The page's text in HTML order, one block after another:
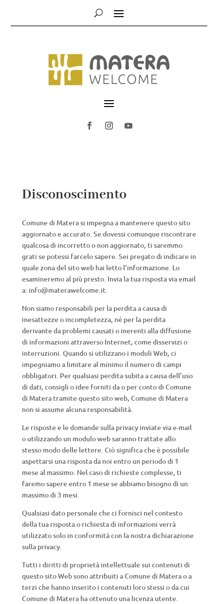
Disconoscimento
Comune di Matera si impegna a mantenere questo sito
aggiornato e accurato. Se dovessi comunque riscontrare
qualcosa di incorretto o non aggiornato, ti saremmo
grati se potessi farcelo sapere. Sei pregato di indicare in
quale zona del sito web hai letto l’informazione. Lo
esamineremo al più presto. Invia la tua risposta via email
a: info@materawelcome.it.
Non siamo responsabili per la perdita a causa di
inesattezze o incompletezza, né per la perdita
derivante da problemi causati o inerenti alla diffusione
di informazioni attraverso Internet, come disservizi o
interruzioni. Quando si utilizzano i moduli Web, ci
impegniamo a limitare al minimo il numero di campi
obbligatori. Per qualsiasi perdita subita a causa dell’uso
di dati, consigli o idee forniti da o per conto di Comune
di Matera tramite questo sito web, Comune di Matera
non si assume alcuna responsabilità.
Le risposte e le domande sulla privacy inviate via e-mail
o utilizzando un modulo web saranno trattate allo
stesso modo delle lettere. Ciò significa che è possibile
aspettarsi una risposta da noi entro un periodo di 1
mese al massimo. Nel caso di richieste complesse, ti
faremo sapere entro 1 mese se abbiamo bisogno di un
massimo di 3 mesi.
Qualsiasi dato personale che ci fornisci nel contesto
della tua risposta o richiesta di informazioni verrà
utilizzato solo in conformità con la nostra dichiarazione
sulla privacy.
Tutti i diritti di proprietà intellettuale sui contenuti di
questo sito Web sono attribuiti a Comune di Matera o a
terzi che hanno inserito i contenuti loro stessi o da cui
Comune di Matera ha ottenuto una licenza utente.